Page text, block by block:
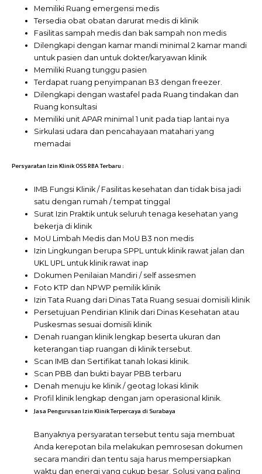
Memiliki Ruang emergensi medis
Tersedia obat obatan darurat medis di klinik
Fasilitas sampah medis dan bak sampah non medis
Dilengkapi dengan kamar mandi minimal 2 kamar mandi
untuk pasien dan untuk dokter/karyawan klinik
Memiliki Ruang tunggu pasien
Terdapat ruang penyimpanan B3 dengan freezer.
Dilengkapi dengan wastafel pada Ruang tindakan dan
Ruang konsultasi
Memiliki unit APAR minimal 1 unit pada tiap lantai nya
Sirkulasi udara dan pencahayaan matahari yang
memadai
Persyaratan Izin Klinik OSS RBA Terbaru :
IMB Fungsi Klinik / Fasilitas kesehatan dan tidak bisa jadi
satu dengan rumah / tempat tinggal
Surat Izin Praktik untuk seluruh tenaga kesehatan yang
bekerja di klinik
MoU Limbah Medis dan MoU B3 non medis
Izin Lingkungan berupa SPPL untuk klinik rawat jalan dan
UKL UPL untuk klinik rawat inap
Dokumen Penilaian Mandiri / self assesmen
Foto KTP dan NPWP pemilik klinik
Izin Tata Ruang dari Dinas Tata Ruang sesuai domisili klinik
Persetujuan Pendirian Klinik dari Dinas Kesehatan atau
Puskesmas sesuai domisili klinik
Denah ruangan klinik lengkap beserta ukuran dan
keterangan tiap ruangan di klinik tersebut.
Scan IMB dan Sertifikat tanah lokasi klinik.
Scan PBB dan bukti bayar PBB terbaru
Denah menuju ke klinik / geotag lokasi klinik
Profil klinik lengkap dengan jam operasional klinik.
Jasa Pengurusan Izin Klinik Terpercaya di Surabaya
Banyaknya persyaratan tersebut tentu saja membuat
Anda kerepotan bila melakukan pemrosesan dokumen
secara mandiri dan tentu saja harus mempersiapkan
waktu dan energi yang cukup besar. Solusi yang paling